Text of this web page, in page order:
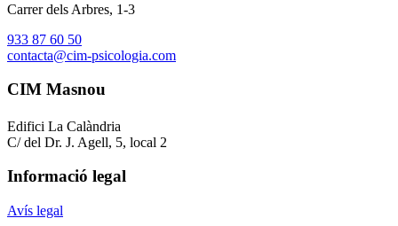
Carrer dels Arbres, 1-3
933 87 60 50
contacta@cim-psicologia.com
CIM Masnou
Edifici La Calàndria
C/ del Dr. J. Agell, 5, local 2
Informació legal
Avís legal